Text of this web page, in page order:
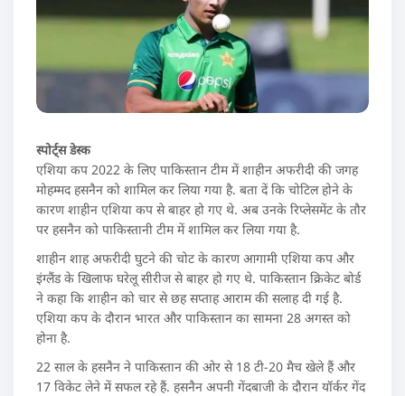
स्पोर्ट्स डेस्क
एशिया कप 2022 के लिए पाकिस्तान टीम में शाहीन अफरीदी की जगह
मोहम्मद हसनैन को शामिल कर लिया गया है. बता दें कि चोटिल होने के
कारण शाहीन एशिया कप से बाहर हो गए थे. अब उनके रिप्लेसमेंट के तौर
पर हसनैन को पाकिस्तानी टीम में शामिल कर लिया गया है.
शाहीन शाह अफरीदी घुटने की चोट के कारण आगामी एशिया कप और
इंग्लैंड के खिलाफ घरेलू सीरीज से बाहर हो गए थे. पाकिस्तान क्रिकेट बोर्ड
ने कहा कि शाहीन को चार से छह सप्ताह आराम की सलाह दी गई है.
एशिया कप के दौरान भारत और पाकिस्तान का सामना 28 अगस्त को
होना है.
22 साल के हसनैन ने पाकिस्तान की ओर से 18 टी-20 मैच खेले हैं और
17 विकेट लेने में सफल रहे हैं. हसनैन अपनी गेंदबाजी के दौरान यॉर्कर गेंद